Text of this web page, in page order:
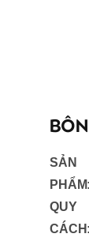
SẢN
PHẨM:
QUY
CÁCH: